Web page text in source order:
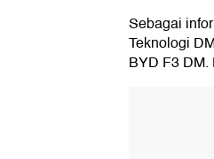
Sebagai
Teknologi
BYD F3